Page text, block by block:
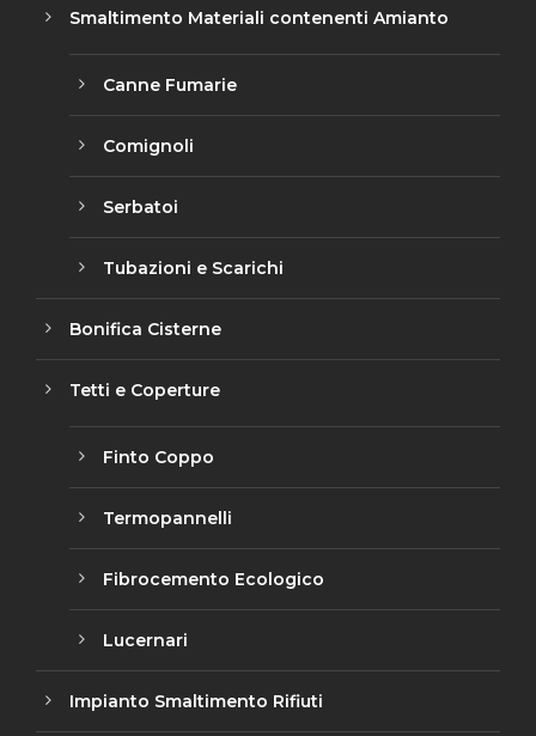
Smaltimento Materiali contenenti Amianto
Canne Fumarie
Comignoli
Serbatoi
Tubazioni e Scarichi
Bonifica Cisterne
Tetti e Coperture
Finto Coppo
Termopannelli
Fibrocemento Ecologico
Lucernari
Impianto Smaltimento Rifiuti